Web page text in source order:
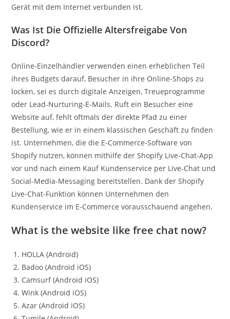
Gerät mit dem Internet verbunden ist.
Was Ist Die Offizielle Altersfreigabe Von
Discord?
Online-Einzelhändler verwenden einen erheblichen Teil
ihres Budgets darauf, Besucher in ihre Online-Shops zu
locken, sei es durch digitale Anzeigen, Treueprogramme
oder Lead-Nurturing-E-Mails. Ruft ein Besucher eine
Website auf, fehlt oftmals der direkte Pfad zu einer
Bestellung, wie er in einem klassischen Geschäft zu finden
ist. Unternehmen, die die E-Commerce-Software von
Shopify nutzen, können mithilfe der Shopify Live-Chat-App
vor und nach einem Kauf Kundenservice per Live-Chat und
Social-Media-Messaging bereitstellen. Dank der Shopify
Live-Chat-Funktion können Unternehmen den
Kundenservice im E-Commerce vorausschauend angehen.
What is the website like free chat now?
HOLLA (Android)
Badoo (Android iOS)
Camsurf (Android iOS)
Wink (Android iOS)
Azar (Android iOS)